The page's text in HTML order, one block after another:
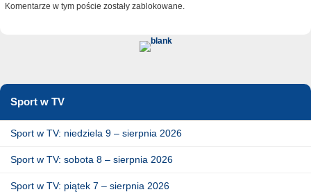
Komentarze w tym poście zostały zablokowane.
Sport w TV
Sport w TV: niedziela 9 – sierpnia 2026
Sport w TV: sobota 8 – sierpnia 2026
Sport w TV: piątek 7 – sierpnia 2026